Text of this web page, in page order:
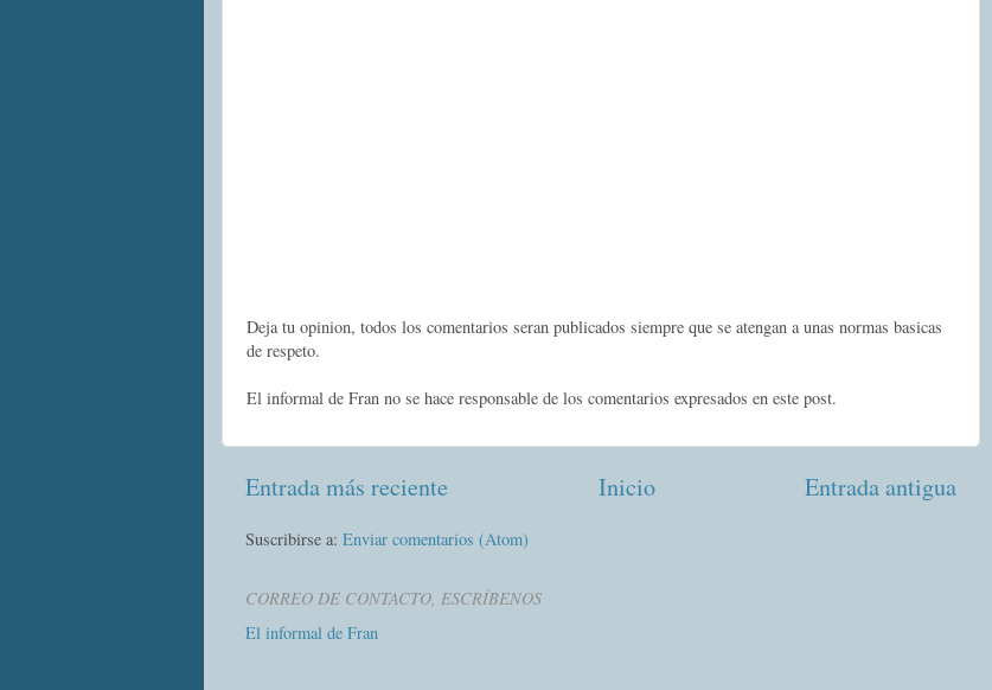
Deja tu opinion, todos los comentarios seran publicados siempre que se atengan a unas normas basicas
de respeto.
El informal de Fran no se hace responsable de los comentarios expresados en este post.
Entrada más reciente Entrada antigua
Inicio
Suscribirse a: Enviar comentarios (Atom)
CORREO DE CONTACTO, ESCRÍBENOS
El informal de Fran